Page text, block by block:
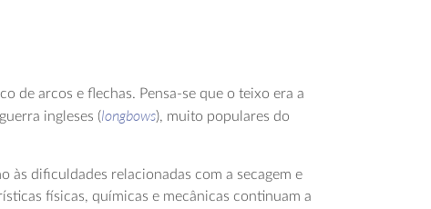
de arcos e flechas. Pensa-se que o teixo era a
ingleses (longbows), muito populares do
às dificuldades relacionadas com a secagem e
físicas, químicas e mecânicas continuam a